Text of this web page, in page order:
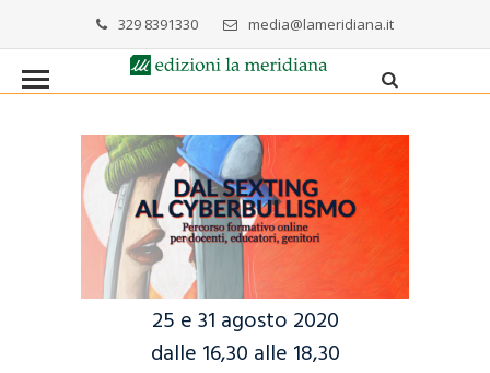
329 8391330 media@lameridiana.it
25 e 31 agosto 2020
dalle 16,30 alle 18,30